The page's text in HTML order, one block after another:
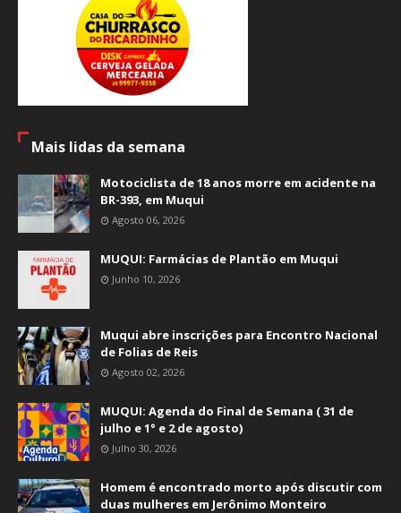
Mais lidas da semana
Motociclista de 18 anos morre em acidente na
BR-393, em Muqui
Agosto 06, 2026
MUQUI: Farmácias de Plantão em Muqui
Junho 10, 2026
Muqui abre inscrições para Encontro Nacional
de Folias de Reis
Agosto 02, 2026
MUQUI: Agenda do Final de Semana ( 31 de
julho e 1° e 2 de agosto)
Julho 30, 2026
Homem é encontrado morto após discutir com
duas mulheres em Jerônimo Monteiro